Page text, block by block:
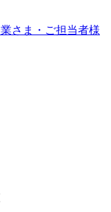
さま・ご担当者様